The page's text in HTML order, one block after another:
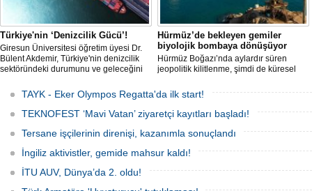
Türkiye'nin ‘Denizcilik Gücü’!
Giresun Üniversitesi öğretim üyesi Dr.
Bülent Akdemir, Türkiye'nin denizcilik
sektöründeki durumunu ve geleceğini
Hürmüz’de bekleyen gemiler
biyolojik bombaya dönüşüyor
Hürmüz Boğazı’nda aylardır süren
jeopolitik kilitlenme, şimdi de küresel
aralamış olabilir. Sıcak sularda
hareketsiz bekleyen binden fazla gemi,
istilacı deniz canlıları için devasa bir
üreme merkezine dönüşmüş durumda.
TAYK - Eker Olympos Regatta'da ilk start!
TEKNOFEST ‘Mavi Vatan’ ziyaretçi kayıtları başladı!
Tersane işçilerinin direnişi, kazanımla sonuçlandı
İngiliz aktivistler, gemide mahsur kaldı!
İTU AUV, Dünya’da 2. oldu!